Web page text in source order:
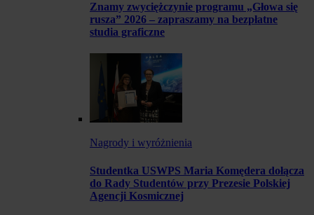
Znamy zwyciężczynie programu „Głowa się
rusza” 2026 – zapraszamy na bezpłatne
studia graficzne
Nagrody i wyróżnienia
Studentka USWPS Maria Komędera dołącza
do Rady Studentów przy Prezesie Polskiej
Agencji Kosmicznej